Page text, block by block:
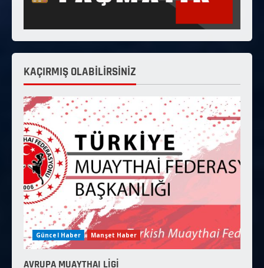
KAÇIRMIŞ OLABİLİRSİNİZ
Güncel Haber Manşet Haber
AVRUPA MUAYTHAI LİGİ